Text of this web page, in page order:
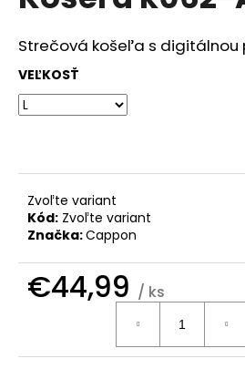
z
5
hviezdičiek.
Strečová košeľa s digitálnou
VEĽKOSŤ
Zvoľte variant
Kód: Zvoľte variant
Značka:Cappon
€44,99 / ks
j
s
ť
?
O
o